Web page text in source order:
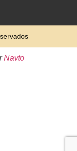
Navto